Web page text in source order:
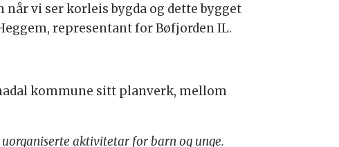
vi ser korleis bygda og dette bygget
representant for Bøfjorden IL.
kommune sitt planverk, mellom
aktivitetar for barn og unge.